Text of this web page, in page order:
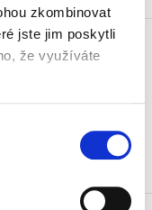
zkombinovat
jste jim poskytli
že využíváte
AS-